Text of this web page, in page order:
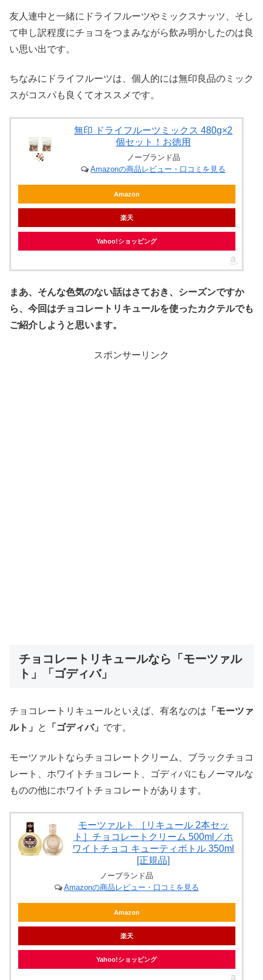
友人連中と一緒にドライフルーツやミックスナッツ、そし
て申し訳程度にチョコをつまみながら飲み明かしたのは良
い思い出です。
ちなみにドライフルーツは、個人的には無印良品のミック
スがコスパも良くてオススメです。
無印 ドライフルーツミックス 480g×2
個セット！お徳用
ノーブランド品
Amazonの商品レビュー・口コミを見る
Amazon
楽天
Yahoo!ショッピング
まあ、そんな色気のない話はさておき、シーズンですか
ら、今回はチョコレートリキュールを使ったカクテルでも
ご紹介しようと思います。
スポンサーリンク
チョコレートリキュールなら「モーツァル
ト」「ゴディバ」
チョコレートリキュールといえば、有名なのは 「モーツァ
ルト」
と 「ゴディバ」 です。
モーツァルトならチョコレートクリーム、ブラックチョコ
レート、ホワイトチョコレート、ゴディバにもノーマルな
ものの他にホワイトチョコレートがあります。
モーツァルト ［リキュール 2本セッ
ト］チョコレートクリーム 500ml／ホ
ワイトチョコ キューティボトル 350ml
[正規品]
ノーブランド品
Amazonの商品レビュー・口コミを見る
Amazon
楽天
Yahoo!ショッピング